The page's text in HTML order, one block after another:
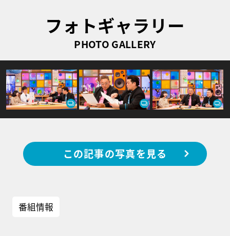
フォトギャラリー
PHOTO GALLERY
この記事の写真を見る
番組情報